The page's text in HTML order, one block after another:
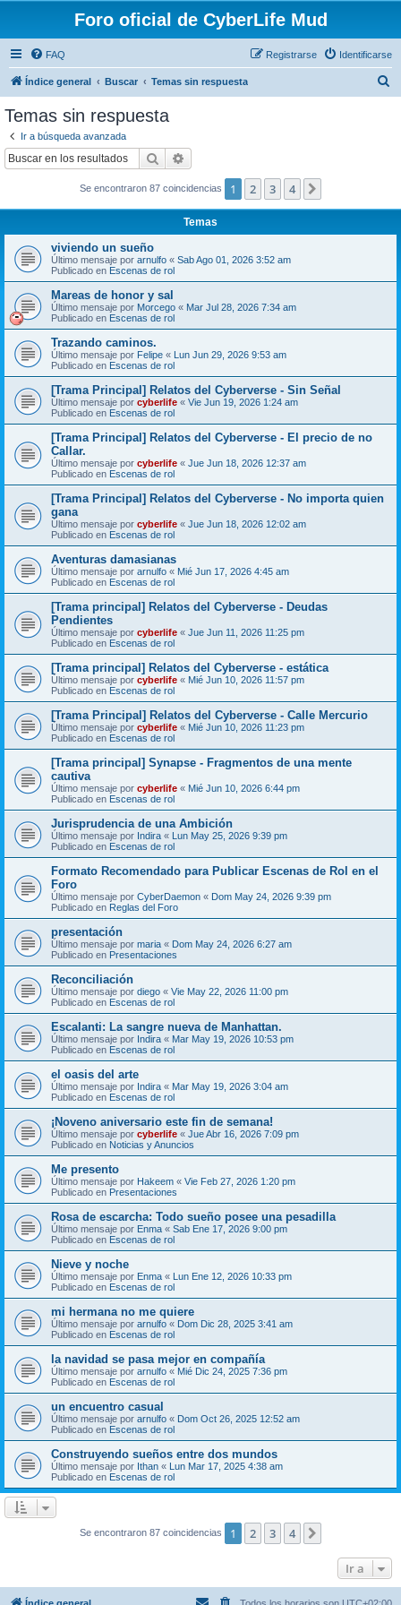
Foro oficial de CyberLife Mud
FAQ Identificarse
Registrarse
Índice general Buscar Temas sin respuesta
Temas sin respuesta
Ir a búsqueda avanzada
Buscar
Se encontraron 87 coincidencias 1 2 3 4
Temas
viviendo un sueño
Último mensaje por arnulfo « Sab Ago 01, 2026 3:52 am
Publicado en Escenas de rol
Mareas de honor y sal
Último mensaje por Morcego « Mar Jul 28, 2026 7:34 am
Publicado en Escenas de rol
Trazando caminos.
Último mensaje por Felipe « Lun Jun 29, 2026 9:53 am
Publicado en Escenas de rol
[Trama Principal] Relatos del Cyberverse - Sin Señal
Último mensaje por cyberlife « Vie Jun 19, 2026 1:24 am
Publicado en Escenas de rol
[Trama Principal] Relatos del Cyberverse - El precio de no
Callar.
Último mensaje por cyberlife « Jue Jun 18, 2026 12:37 am
Publicado en Escenas de rol
[Trama Principal] Relatos del Cyberverse - No importa quien
gana
Último mensaje por cyberlife « Jue Jun 18, 2026 12:02 am
Publicado en Escenas de rol
Aventuras damasianas
Último mensaje por arnulfo « Mié Jun 17, 2026 4:45 am
Publicado en Escenas de rol
[Trama principal] Relatos del Cyberverse - Deudas
Pendientes
Último mensaje por cyberlife « Jue Jun 11, 2026 11:25 pm
Publicado en Escenas de rol
[Trama principal] Relatos del Cyberverse - estática
Último mensaje por cyberlife « Mié Jun 10, 2026 11:57 pm
Publicado en Escenas de rol
[Trama Principal] Relatos del Cyberverse - Calle Mercurio
Último mensaje por cyberlife « Mié Jun 10, 2026 11:23 pm
Publicado en Escenas de rol
[Trama principal] Synapse - Fragmentos de una mente
cautiva
Último mensaje por cyberlife « Mié Jun 10, 2026 6:44 pm
Publicado en Escenas de rol
Jurisprudencia de una Ambición
Último mensaje por Indira « Lun May 25, 2026 9:39 pm
Publicado en Escenas de rol
Formato Recomendado para Publicar Escenas de Rol en el
Foro
Último mensaje por CyberDaemon « Dom May 24, 2026 9:39 pm
Publicado en Reglas del Foro
presentación
Último mensaje por maria « Dom May 24, 2026 6:27 am
Publicado en Presentaciones
Reconciliación
Último mensaje por diego « Vie May 22, 2026 11:00 pm
Publicado en Escenas de rol
Escalanti: La sangre nueva de Manhattan.
Último mensaje por Indira « Mar May 19, 2026 10:53 pm
Publicado en Escenas de rol
el oasis del arte
Último mensaje por Indira « Mar May 19, 2026 3:04 am
Publicado en Escenas de rol
¡Noveno aniversario este fin de semana!
Último mensaje por cyberlife « Jue Abr 16, 2026 7:09 pm
Publicado en Noticias y Anuncios
Me presento
Último mensaje por Hakeem « Vie Feb 27, 2026 1:20 pm
Publicado en Presentaciones
Rosa de escarcha: Todo sueño posee una pesadilla
Último mensaje por Enma « Sab Ene 17, 2026 9:00 pm
Publicado en Escenas de rol
Nieve y noche
Último mensaje por Enma « Lun Ene 12, 2026 10:33 pm
Publicado en Escenas de rol
mi hermana no me quiere
Último mensaje por arnulfo « Dom Dic 28, 2025 3:41 am
Publicado en Escenas de rol
la navidad se pasa mejor en compañía
Último mensaje por arnulfo « Mié Dic 24, 2025 7:36 pm
Publicado en Escenas de rol
un encuentro casual
Último mensaje por arnulfo « Dom Oct 26, 2025 12:52 am
Publicado en Escenas de rol
Construyendo sueños entre dos mundos
Último mensaje por Ithan « Lun Mar 17, 2025 4:38 am
Publicado en Escenas de rol
Se encontraron 87 coincidencias 1 2 3 4
Ir a
Índice general Todos los horarios son UTC+02:00